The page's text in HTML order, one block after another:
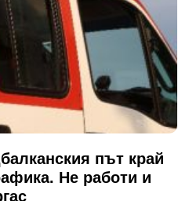
път край
Не работи и